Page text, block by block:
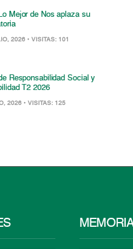
Mejor de Nos aplaza su
2026 • VISITAS: 101
Responsabilidad Social y
T2 2026
2026 • VISITAS: 125